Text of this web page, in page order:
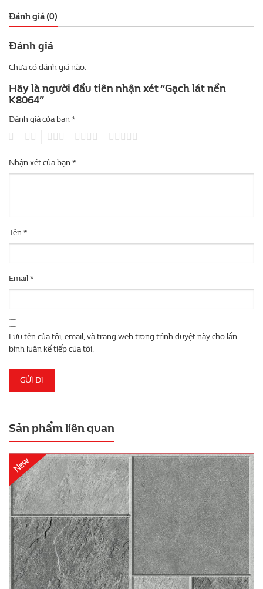
Đánh giá (0)
Đánh giá
Chưa có đánh giá nào.
Hãy là người đầu tiên nhận xét “Gạch lát nền
K8064”
Đánh giá của bạn*
Nhận xét của bạn*
Tên*
Email*
Lưu tên của tôi, email, và trang web trong trình duyệt này cho lần
bình luận kế tiếp của tôi.
Sản phẩm liên quan